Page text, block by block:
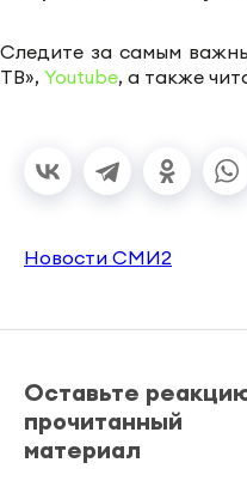
Следите за самым
ТВ», Youtube, а также
Новости СМИ2
Оставьте
прочитанный
материал